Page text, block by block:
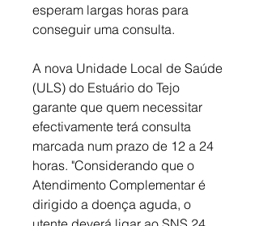
esperam largas horas para
conseguir uma consulta.
A nova Unidade Local de Saúde
(ULS) do Estuário do Tejo
garante que quem necessitar
efectivamente terá consulta
marcada num prazo de 12 a 24
horas. "Considerando que o
Atendimento Complementar é
dirigido a doença aguda, o